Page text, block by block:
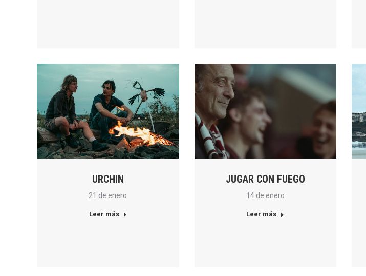
URCHIN
21 de enero
Leer más
JUGAR CON FUEGO
14 de enero
Leer más